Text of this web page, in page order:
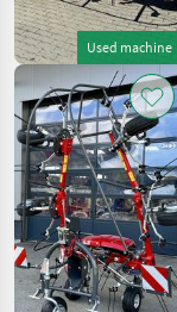
Used machine